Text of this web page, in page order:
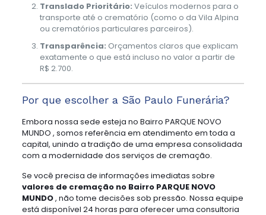
Translado Prioritário: Veículos modernos para o
transporte até o crematório (como o da Vila Alpina
ou crematórios particulares parceiros).
Transparência: Orçamentos claros que explicam
exatamente o que está incluso no valor a partir de
R$ 2.700.
Por que escolher a São Paulo Funerária?
Embora nossa sede esteja no Bairro PARQUE NOVO
MUNDO , somos referência em atendimento em toda a
capital, unindo a tradição de uma empresa consolidada
com a modernidade dos serviços de cremação.
Se você precisa de informações imediatas sobre
valores de cremação no Bairro PARQUE NOVO
MUNDO, não tome decisões sob pressão. Nossa equipe
está disponível 24 horas para oferecer uma consultoria